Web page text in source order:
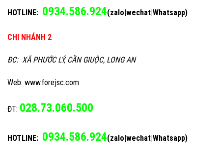
HOTLINE: 0934.586.924(zalo|wechat|Whatsapp)
CHI NHÁNH 2
ĐC: XÃ PHƯỚC LÝ, CẦN GIUỘC, LONG AN
Web: www.forejsc.com
ĐT: 028.73.060.500
HOTLINE: 0934.586.924(zalo|wechat|Whatsapp)